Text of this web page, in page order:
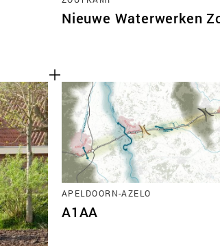
Nieuwe Waterwerken
APELDOORN-AZELO
A1AA